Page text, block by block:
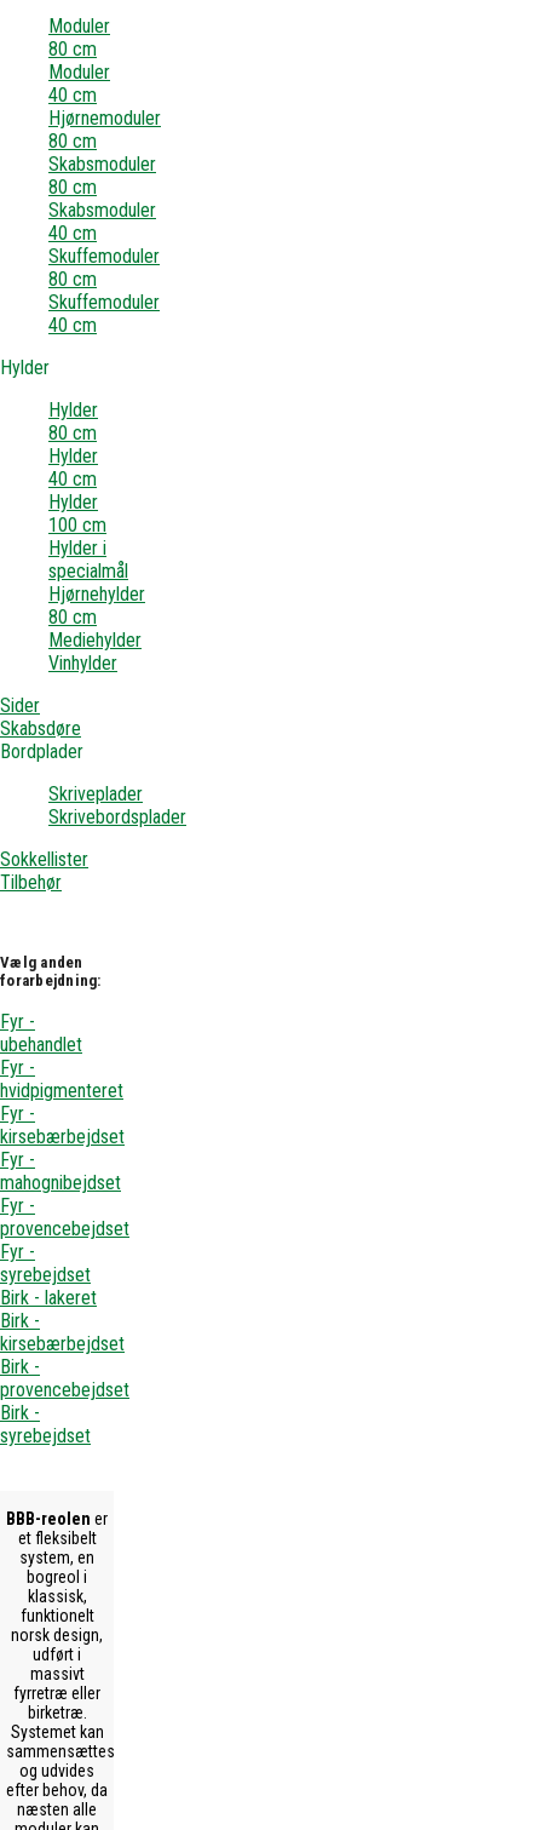
Moduler
80 cm
Moduler
40 cm
Hjørnemoduler
80 cm
Skabsmoduler
80 cm
Skabsmoduler
40 cm
Skuffemoduler
80 cm
Skuffemoduler
40 cm
Hylder
Hylder
80 cm
Hylder
40 cm
Hylder
100 cm
Hylder i
specialmål
Hjørnehylder
80 cm
Mediehylder
Vinhylder
Sider
Skabsdøre
Bordplader
Skriveplader
Skrivebordsplader
Sokkellister
Tilbehør
Vælg anden
forarbejdning:
Fyr -
ubehandlet
Fyr -
hvidpigmenteret
Fyr -
kirsebærbejdset
Fyr -
mahognibejdset
Fyr -
provencebejdset
Fyr -
syrebejdset
Birk - lakeret
Birk -
kirsebærbejdset
Birk -
provencebejdset
Birk -
syrebejdset
BBB-reolen er
et fleksibelt
system, en
bogreol i
klassisk,
funktionelt
norsk design,
udført i
massivt
fyrretræ eller
birketræ.
Systemet kan
sammensættes
og udvides
efter behov, da
næsten alle